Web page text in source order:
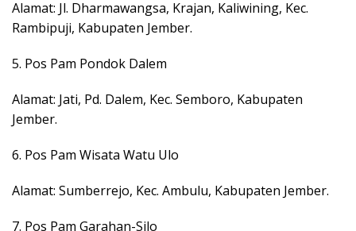
Alamat: Jl. Dharmawangsa, Krajan, Kaliwining, Kec.
Rambipuji, Kabupaten Jember.
5. Pos Pam Pondok Dalem
Alamat: Jati, Pd. Dalem, Kec. Semboro, Kabupaten
Jember.
6. Pos Pam Wisata Watu Ulo
Alamat: Sumberrejo, Kec. Ambulu, Kabupaten Jember.
7. Pos Pam Garahan-Silo